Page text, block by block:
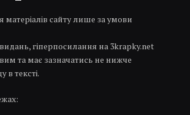
матеріалів сайту лише за умови
гіперпосилання на 3krapky.net
та має зазначатись не нижче
в тексті.